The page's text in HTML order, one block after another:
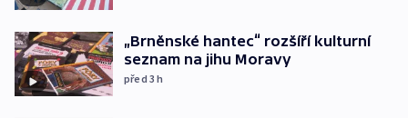
„Brněnské hantec“ rozšíří kulturní
seznam na jihu Moravy
před 3h